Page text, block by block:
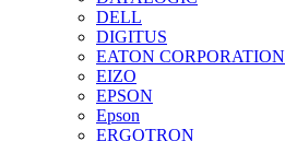
DELL
DIGITUS
EATON CORPORATION
EIZO
EPSON
Epson
ERGOTRON